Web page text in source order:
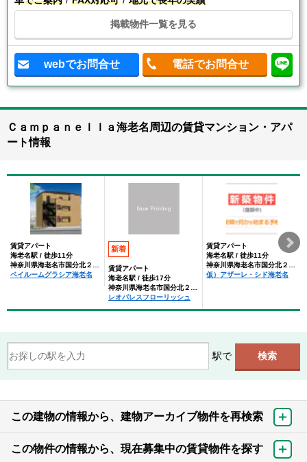
掲載物件一覧を見る
webでお問合せ 電話でお問合せ
Ｃａｍｐａｎｅｌｌａ海老名周辺の賃貸マンション・アパ
ート情報
賃貸アパート
海老名駅 / 徒歩11分
ベイルームグラシア海老名
新着
賃貸アパート
海老名駅 / 徒歩17分
レオパレスフローリッシュ
賃貸アパート
海老名駅 / 徒歩11分
仮）アザーレ・シド海老名
駅で
この建物の情報から、建物アーカイブ物件を再検索
この物件の情報から、現在募集中の賃貸物件を探す